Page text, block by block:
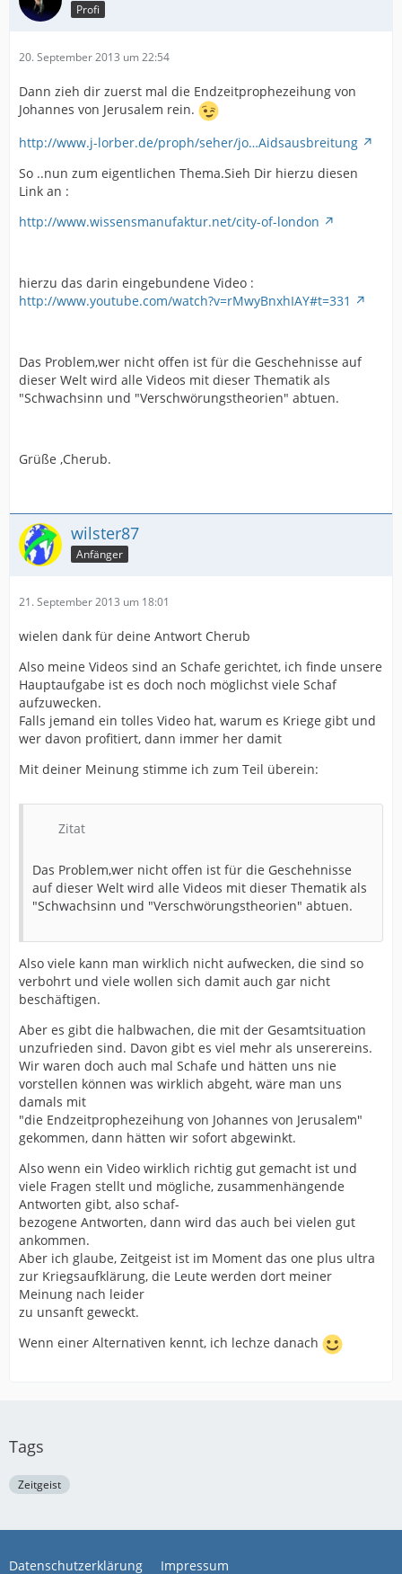
Profi
20. September 2013 um 22:54
Dann zieh dir zuerst mal die Endzeitprophezeihung von
Johannes von Jerusalem rein.
http://www.j-lorber.de/proph/seher/jo…Aidsausbreitung
So ..nun zum eigentlichen Thema.Sieh Dir hierzu diesen
Link an :
http://www.wissensmanufaktur.net/city-of-london
hierzu das darin eingebundene Video :
http://www.youtube.com/watch?v=rMwyBnxhIAY#t=331
Das Problem,wer nicht offen ist für die Geschehnisse auf
dieser Welt wird alle Videos mit dieser Thematik als
"Schwachsinn und "Verschwörungstheorien" abtuen.
Grüße ,Cherub.
wilster87
Anfänger
21. September 2013 um 18:01
wielen dank für deine Antwort Cherub
Also meine Videos sind an Schafe gerichtet, ich finde unsere
Hauptaufgabe ist es doch noch möglichst viele Schaf
aufzuwecken.
Falls jemand ein tolles Video hat, warum es Kriege gibt und
wer davon profitiert, dann immer her damit
Mit deiner Meinung stimme ich zum Teil überein:
Zitat
Das Problem,wer nicht offen ist für die Geschehnisse
auf dieser Welt wird alle Videos mit dieser Thematik als
"Schwachsinn und "Verschwörungstheorien" abtuen.
Also viele kann man wirklich nicht aufwecken, die sind so
verbohrt und viele wollen sich damit auch gar nicht
beschäftigen.
Aber es gibt die halbwachen, die mit der Gesamtsituation
unzufrieden sind. Davon gibt es viel mehr als unserereins.
Wir waren doch auch mal Schafe und hätten uns nie
vorstellen können was wirklich abgeht, wäre man uns
damals mit
"die Endzeitprophezeihung von Johannes von Jerusalem"
gekommen, dann hätten wir sofort abgewinkt.
Also wenn ein Video wirklich richtig gut gemacht ist und
viele Fragen stellt und mögliche, zusammenhängende
Antworten gibt, also schaf-
bezogene Antworten, dann wird das auch bei vielen gut
ankommen.
Aber ich glaube, Zeitgeist ist im Moment das one plus ultra
zur Kriegsaufklärung, die Leute werden dort meiner
Meinung nach leider
zu unsanft geweckt.
Wenn einer Alternativen kennt, ich lechze danach
Tags
Zeitgeist
Datenschutzerklärung Impressum